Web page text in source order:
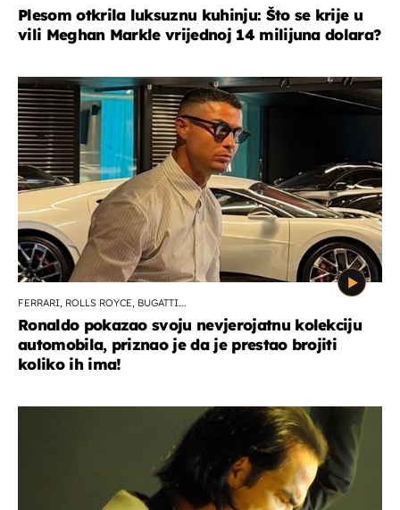
Plesom otkrila luksuznu kuhinju: Što se krije u
vili Meghan Markle vrijednoj 14 milijuna dolara?
FERRARI, ROLLS ROYCE, BUGATTI...
Ronaldo pokazao svoju nevjerojatnu kolekciju
automobila, priznao je da je prestao brojiti
koliko ih ima!